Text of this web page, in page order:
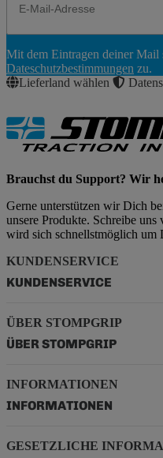
Abonnieren
Mit dem Eintragen deiner Mail
Dateschutzbestimmungen zu.
Lieferland wählen
Brauchst du Support? Wir
Gerne unterstützen wir Dich
unsere Produkte. Schreibe
wird sich schnellstmöglich um
KUNDENSERVICE
KUNDENSERVICE
ÜBER STOMPGRIP
ÜBER STOMPGRIP
INFORMATIONEN
INFORMATIONEN
GESETZLICHE